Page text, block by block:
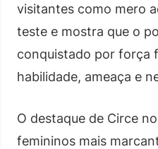
visitantes como mero
teste e mostra que o
conquistado por força
habilidade, ameaça e
O destaque de Circe
femininos mais